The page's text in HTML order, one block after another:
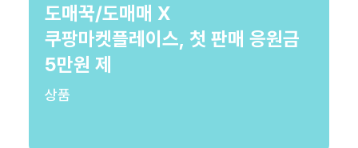
도매꾹/도매매 X
쿠팡마켓플레이스, 첫 판매 응원금
5만원 제
상품